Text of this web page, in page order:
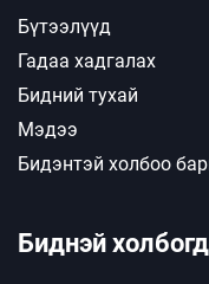
Бүтээлүүд
Гадаа хадгалах
Бидний тухай
Мэдээ
Бидэнтэй холбоо
Биднэй